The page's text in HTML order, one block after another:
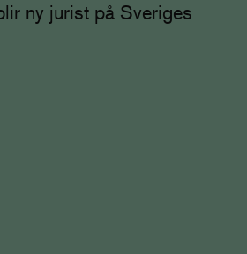
ny jurist på Sveriges